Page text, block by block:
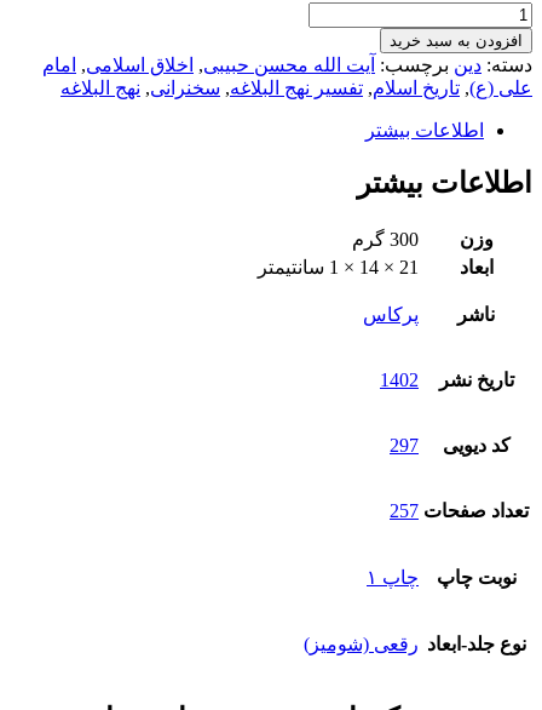
مجموعه
گفتارهای
اخلاقی
آیت
محسن
-
دوره
افزودن به سبد خرید
دسته: دین برچسب: آیت الله محسن حبیبی, اخلاق اسلامی, امام
علی (ع), تاریخ اسلام, تفسیر نهج البلاغه, سخنرانی, نهج البلاغه
اطلاعات بیشتر
اطلاعات بیشتر
وزن
300 گرم
ابعاد
21 × 14 × 1 سانتیمتر
ناشر پرکاس
تاریخ نشر 1402
کد دیویی 297
تعداد صفحات 257
نوبت چاپ چاپ ۱
نوع جلد-ابعاد رقعی (شومیز)